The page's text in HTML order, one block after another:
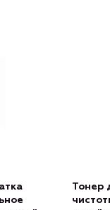
Тонер